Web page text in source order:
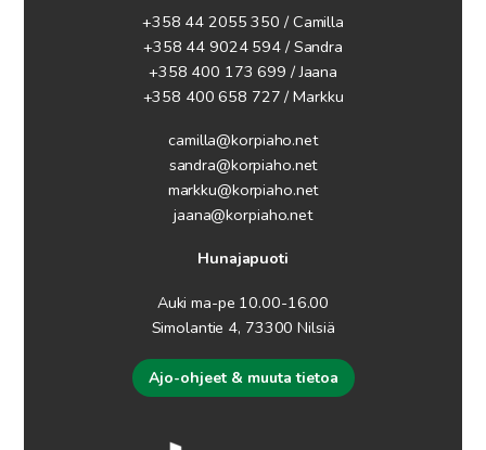
+358 44 2055 350 / Camilla
+358 44 9024 594 / Sandra
+358 400 173 699 / Jaana
+358 400 658 727 / Markku
camilla@korpiaho.net
sandra@korpiaho.net
markku@korpiaho.net
jaana@korpiaho.net
Hunajapuoti
Auki ma-pe 10.00-16.00
Simolantie 4, 73300 Nilsiä
Ajo-ohjeet & muuta tietoa